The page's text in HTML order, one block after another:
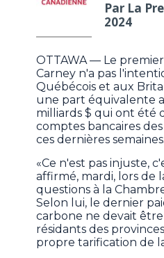
Par La
2024
OTTAWA — Le
Carney n'a pas
Québécois et aux
une part équivalente
milliards $ qui ont été
comptes bancaires
ces dernières semaines.
«Ce n'est pas injuste,
affirmé, mardi, lors de
questions à la
Selon lui, le dernier
carbone ne devait
résidants des
propre tarification de